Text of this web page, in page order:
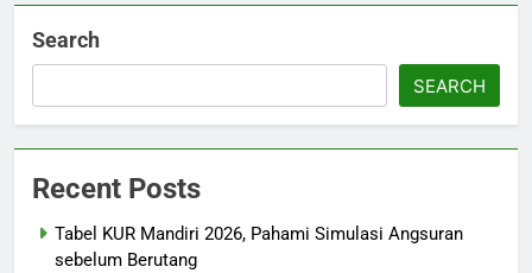
Search
SEARCH
Recent Posts
Tabel KUR Mandiri 2026, Pahami Simulasi Angsuran
sebelum Berutang